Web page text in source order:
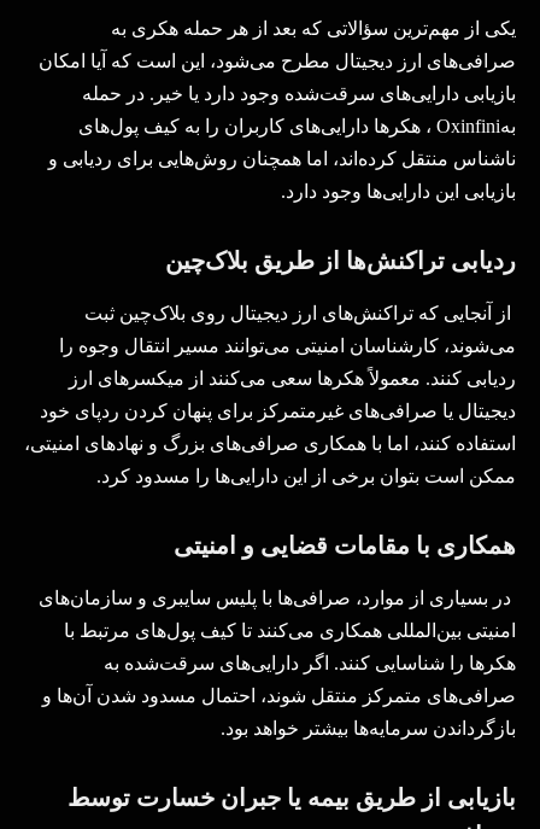
یکی از مهم‌ترین سؤالاتی که بعد از هر حمله هکری به
صرافی‌های ارز دیجیتال مطرح می‌شود، این است که آیا امکان
بازیابی دارایی‌های سرقت‌شده وجود دارد یا خیر. در حمله
بهOxinfini ، هکرها دارایی‌های کاربران را به کیف پول‌های
ناشناس منتقل کرده‌اند، اما همچنان روش‌هایی برای ردیابی و
بازیابی این دارایی‌ها وجود دارد.
ردیابی تراکنش‌ها از طریق بلاک‌چین
از آنجایی که تراکنش‌های ارز دیجیتال روی بلاک‌چین ثبت
می‌شوند، کارشناسان امنیتی می‌توانند مسیر انتقال وجوه را
ردیابی کنند. معمولاً هکرها سعی می‌کنند از میکسرهای ارز
دیجیتال یا صرافی‌های غیرمتمرکز برای پنهان کردن ردپای خود
استفاده کنند، اما با همکاری صرافی‌های بزرگ و نهادهای امنیتی،
ممکن است بتوان برخی از این دارایی‌ها را مسدود کرد.
همکاری با مقامات قضایی و امنیتی
در بسیاری از موارد، صرافی‌ها با پلیس سایبری و سازمان‌های
امنیتی بین‌المللی همکاری می‌کنند تا کیف پول‌های مرتبط با
هکرها را شناسایی کنند. اگر دارایی‌های سرقت‌شده به
صرافی‌های متمرکز منتقل شوند، احتمال مسدود شدن آن‌ها و
بازگرداندن سرمایه‌ها بیشتر خواهد بود.
بازیابی از طریق بیمه یا جبران خسارت توسط